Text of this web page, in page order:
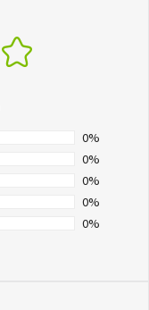
0%
0%
0%
0%
0%